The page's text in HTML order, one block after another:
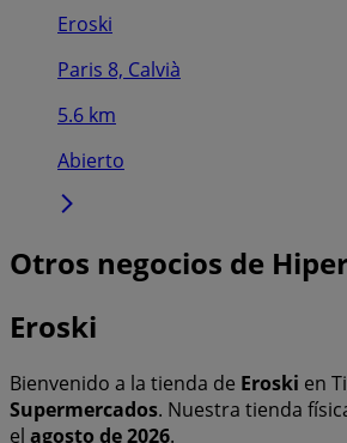
Eroski
Paris 8, Calvià
5.6 km
Abierto
Otros negocios de
Eroski
Bienvenido a la tienda de Eroski en
Supermercados. Nuestra tienda
el agosto de 2026.